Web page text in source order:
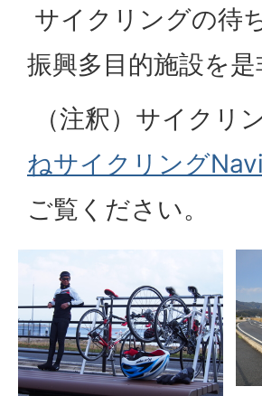
サイクリングの待
振興多目的施設を
（注釈）サイクリ
ねサイクリング
ご覧ください。